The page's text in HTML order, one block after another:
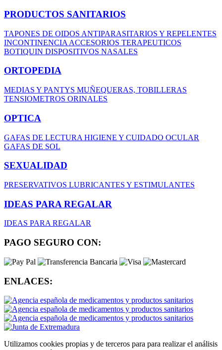
PRODUCTOS SANITARIOS
TAPONES DE OIDOS ANTIPARASITARIOS Y REPELENTES
INCONTINENCIA ACCESORIOS TERAPEUTICOS
BOTIQUIN DISPOSITIVOS NASALES
ORTOPEDIA
MEDIAS Y PANTYS MUÑEQUERAS, TOBILLERAS
TENSIOMETROS ORINALES
OPTICA
GAFAS DE LECTURA HIGIENE Y CUIDADO OCULAR
GAFAS DE SOL
SEXUALIDAD
PRESERVATIVOS LUBRICANTES Y ESTIMULANTES
IDEAS PARA REGALAR
IDEAS PARA REGALAR
PAGO SEGURO CON:
ENLACES:
Utilizamos cookies propias y de terceros para para realizar el análisis